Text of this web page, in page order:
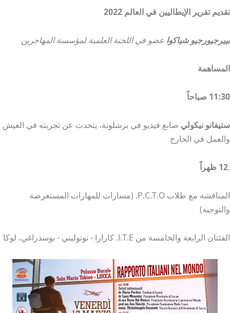
تقديم تقرير الإيطاليين في العالم 2022
بييرجيورجيو شياكوا عضو في اللجنة العلمية لمؤسسة المهاجرين
المساهمة
11:30 صباحاً
ستيفانو نيكولي صانع فيديو في برشلونة، يتحدث عن تجربته في العيش
والعمل في الخارج
.12 ظهراً
المناقشة مع طلاب P.C.T.O. (مسارات للمهارات المستعرضة
والتوجيه)
الفئتان الرابعة والخامسة من I.T.E. كارارا - نوتوليني - بوسدراغي، لوكا